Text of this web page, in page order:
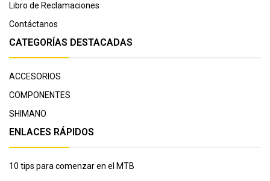
Libro de Reclamaciones
Contáctanos
CATEGORÍAS DESTACADAS
ACCESORIOS
COMPONENTES
SHIMANO
ENLACES RÁPIDOS
10 tips para comenzar en el MTB